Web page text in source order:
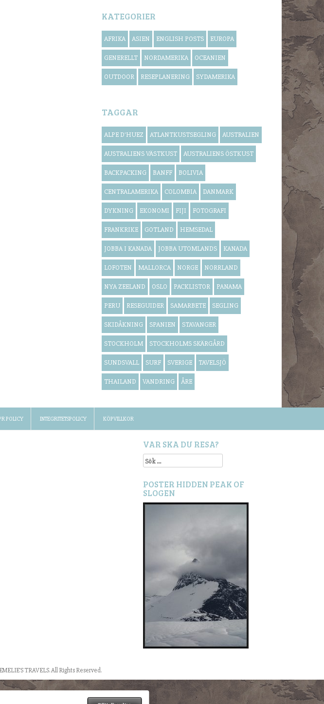
KATEGORIER
AFRIKA ASIEN ENGLISH POSTS EUROPA
GENERELLT NORDAMERIKA OCEANIEN
OUTDOOR RESEPLANERING SYDAMERIKA
TAGGAR
ALPE D'HUEZ ATLANTKUSTSEGLING AUSTRALIEN
AUSTRALIENS VÄSTKUST AUSTRALIENS ÖSTKUST
BACKPACKING BANFF BOLIVIA
CENTRALAMERIKA COLOMBIA DANMARK
DYKNING EKONOMI FIJI FOTOGRAFI
FRANKRIKE GOTLAND HEMSEDAL
JOBBA I KANADA JOBBA UTOMLANDS KANADA
LOFOTEN MALLORCA NORGE NORRLAND
NYA ZEELAND OSLO PACKLISTOR PANAMA
PERU RESEGUIDER SAMARBETE SEGLING
SKIDÅKNING SPANIEN STAVANGER
STOCKHOLM STOCKHOLMS SKÄRGÅRD
SUNDSVALL SURF SVERIGE TAVELSJÖ
THAILAND VANDRING ÅRE
POLICY INTEGRITETSPOLICY KÖPVILLKOR
VAR SKA DU RESA?
Sök
efter:
POSTER HIDDEN PEAK OF
SLOGEN
TRAVELS. All Rights Reserved.